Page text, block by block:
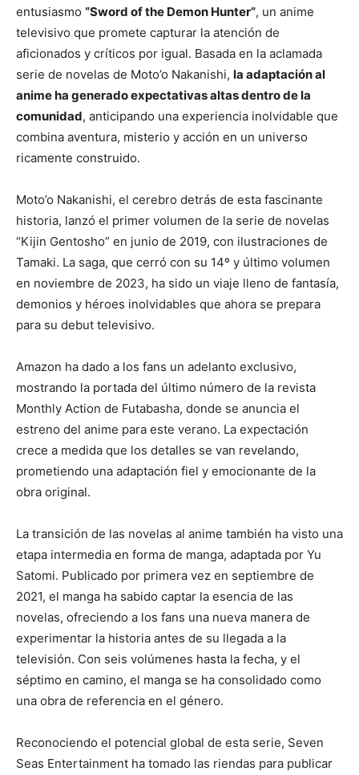
entusiasmo “Sword of the Demon Hunter”, un anime
televisivo que promete capturar la atención de
aficionados y críticos por igual. Basada en la aclamada
serie de novelas de Moto’o Nakanishi, la adaptación al
anime ha generado expectativas altas dentro de la
comunidad, anticipando una experiencia inolvidable que
combina aventura, misterio y acción en un universo
ricamente construido.
Moto’o Nakanishi, el cerebro detrás de esta fascinante
historia, lanzó el primer volumen de la serie de novelas
“Kijin Gentosho” en junio de 2019, con ilustraciones de
Tamaki. La saga, que cerró con su 14º y último volumen
en noviembre de 2023, ha sido un viaje lleno de fantasía,
demonios y héroes inolvidables que ahora se prepara
para su debut televisivo.
Amazon ha dado a los fans un adelanto exclusivo,
mostrando la portada del último número de la revista
Monthly Action de Futabasha, donde se anuncia el
estreno del anime para este verano. La expectación
crece a medida que los detalles se van revelando,
prometiendo una adaptación fiel y emocionante de la
obra original.
La transición de las novelas al anime también ha visto una
etapa intermedia en forma de manga, adaptada por Yu
Satomi. Publicado por primera vez en septiembre de
2021, el manga ha sabido captar la esencia de las
novelas, ofreciendo a los fans una nueva manera de
experimentar la historia antes de su llegada a la
televisión. Con seis volúmenes hasta la fecha, y el
séptimo en camino, el manga se ha consolidado como
una obra de referencia en el género.
Reconociendo el potencial global de esta serie, Seven
Seas Entertainment ha tomado las riendas para publicar